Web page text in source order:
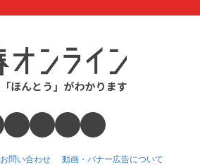
お問い合わせ 動画・バナー広告について